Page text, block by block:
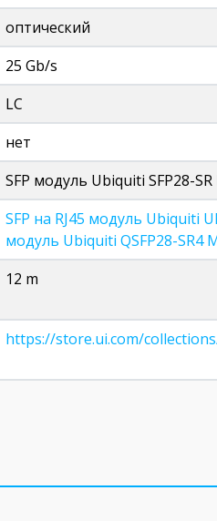
оптический
25 Gb/s
LC
нет
SFP модуль Ubiquiti SFP28-
SFP на RJ45 модуль Ubiquiti
модуль Ubiquiti QSFP28-SR4
12 m
https://store.ui.com/